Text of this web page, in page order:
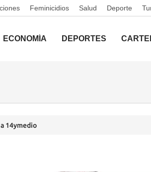
Feminicidios Salud Deporte
ECONOMÍA DEPORTES
14ymedio